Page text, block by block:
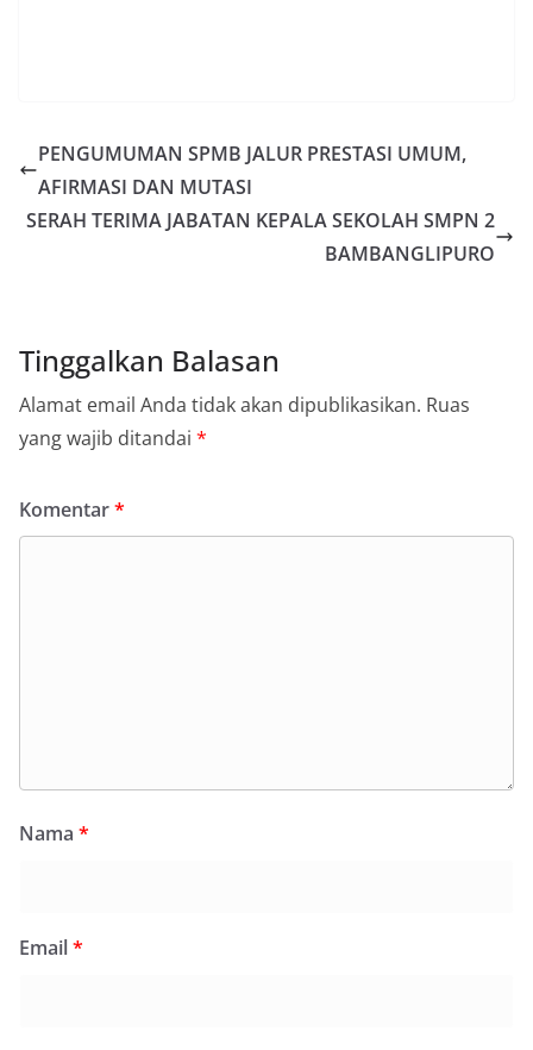
PENGUMUMAN SPMB JALUR PRESTASI UMUM,
AFIRMASI DAN MUTASI
SERAH TERIMA JABATAN KEPALA SEKOLAH SMPN 2
BAMBANGLIPURO
Tinggalkan Balasan
Alamat email Anda tidak akan dipublikasikan. Ruas
yang wajib ditandai *
Komentar*
Nama *
Email*